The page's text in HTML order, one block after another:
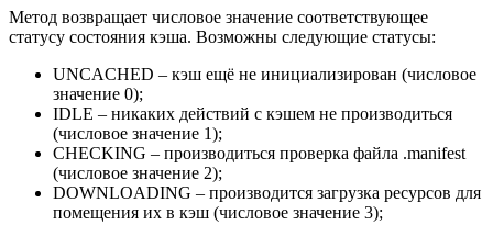
Метод возвращает числовое значение соответствующее
статусу состояния кэша. Возможны следующие статусы:
UNCACHED – кэш ещё не инициализирован (числовое
значение 0);
IDLE – никаких действий с кэшем не производиться
(числовое значение 1);
CHECKING – производиться проверка файла .manifest
(числовое значение 2);
DOWNLOADING – производится загрузка ресурсов для
помещения их в кэш (числовое значение 3);